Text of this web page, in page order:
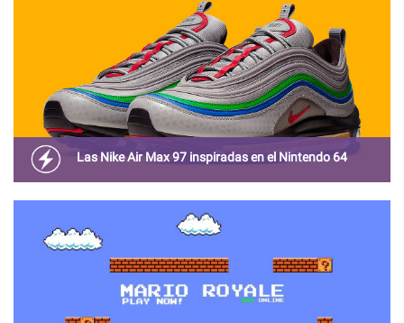
Las Nike Air Max 97 inspiradas en el Nintendo 64
producto oficial de Nintendo.